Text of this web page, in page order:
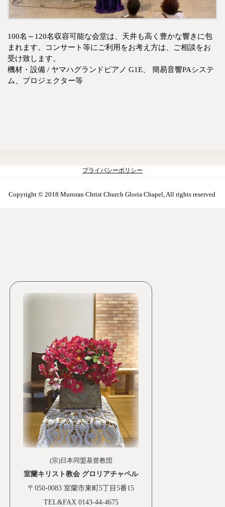
100名～120名収容可能な会堂は、天井も高く豊かな響きに包
まれます。コンサート等にご利用をお考え方は、ご相談をお
受け致します。
機材・設備 / ヤマハグランドピアノ G1E、 簡易音響PAシステ
ム、プロジェクター等
(宗)日本同盟基督教団
室蘭キリスト教会 グロリアチャペル
〒050-0083 室蘭市東町5丁目5番15
TEL&FAX 0143-44-4675
プライバシーポリシー
Copyright © 2018 Muroran Christ Church Gloria Chapel, All rights reserved.